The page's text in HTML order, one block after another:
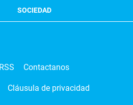
SOCIEDAD
RSS Contactanos
Cláusula de privacidad